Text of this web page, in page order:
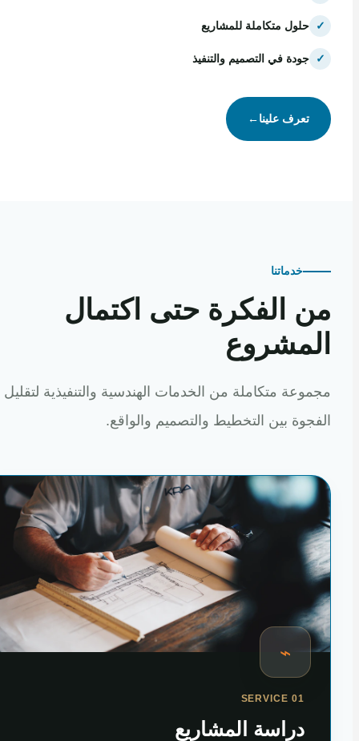
حلول متكاملة للمشاريع
جودة في التصميم والتنفيذ
تعرف علينا←
خدماتنا
الفكرة حتى اكتمال
متكاملة من الخدمات الهندسية والتنفيذية لتقليل
بين التخطيط والتصميم والواقع.
⌁
SERVICE 01
دراسة المشاريع